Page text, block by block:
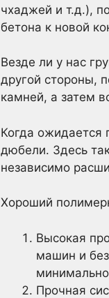
чхаджей и т.д.),
бетона к новой
Везде ли у нас
другой стороны,
камней, а затем
Когда ожидается
дюбели. Здесь
независимо
Хороший
Высокая
машин и
Прочная